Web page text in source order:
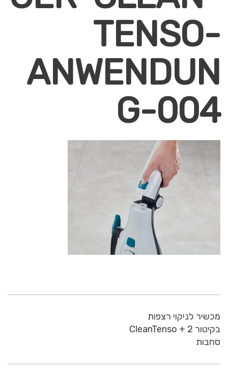
TENSO-
ANWENDUN
G-004
מכשיר לניקוי רצפות
בקיטור CleanTenso + 2
סחבות